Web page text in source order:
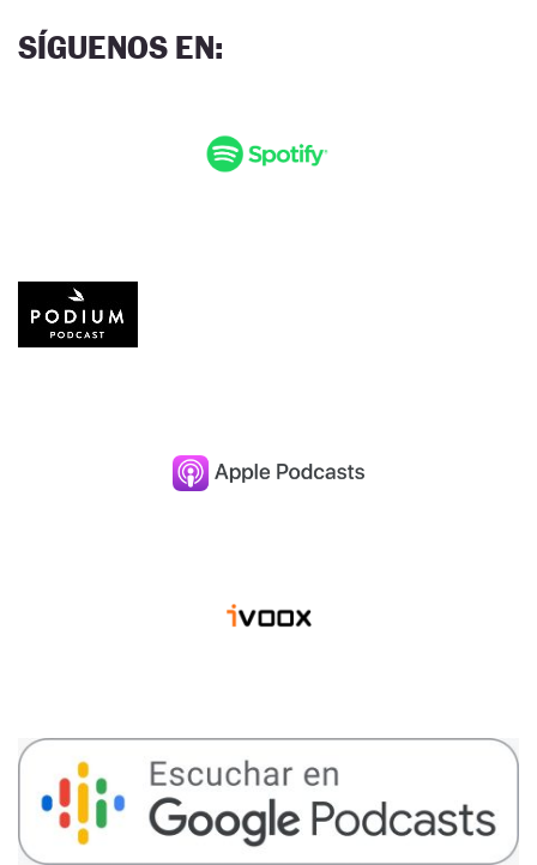
SÍGUENOS EN: